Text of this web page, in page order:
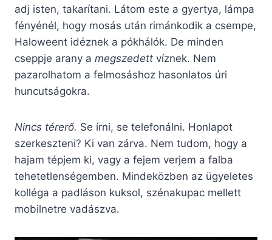
adj isten, takarítani. Látom este a gyertya, lámpa
fényénél, hogy mosás után rimánkodik a csempe,
Haloweent idéznek a pókhálók. De minden
cseppje arany a megszedett víznek. Nem
pazarolhatom a felmosáshoz hasonlatos úri
huncutságokra.
Nincs térerő. Se írni, se telefonálni. Honlapot
szerkeszteni? Ki van zárva. Nem tudom, hogy a
hajam tépjem ki, vagy a fejem verjem a falba
tehetetlenségemben. Mindeközben az ügyeletes
kolléga a padláson kuksol, szénakupac mellett
mobilnetre vadászva.